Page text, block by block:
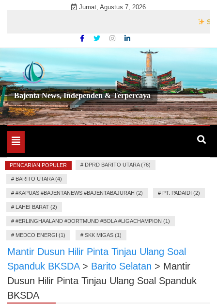
Jumat, Agustus 7, 2026
Selamat
Bajenta News, Independen & Terpercaya
Toggle
navigation
PENCARIAN POPULER # DPRD BARITO UTARA (76)
# BARITO UTARA (4)
# #KAPUAS #BAJENTANEWS #BAJENTABAJURAH (2) # PT. PADAIDI (2)
# LAHEI BARAT (2)
# #ERLINGHAALAND #DORTMUND #BOLA #LIGACHAMPION (1)
# MEDCO ENERGI (1) # SKK MIGAS (1)
Mantir Dusun Hilir Pinta Tinjau Ulang Soal
Spanduk BKSDA> Barito Selatan > Mantir
Dusun Hilir Pinta Tinjau Ulang Soal Spanduk
BKSDA